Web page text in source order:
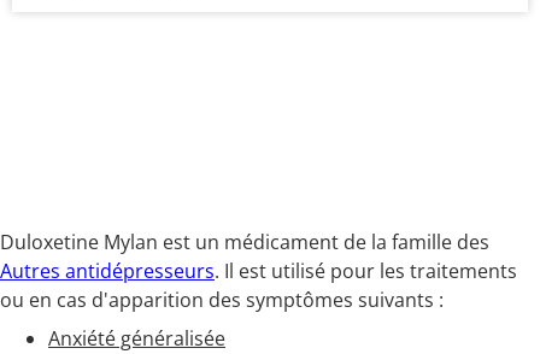
Duloxetine Mylan est un médicament de la famille des
Autres antidépresseurs. Il est utilisé pour les traitements
ou en cas d'apparition des symptômes suivants :
Anxiété généralisée